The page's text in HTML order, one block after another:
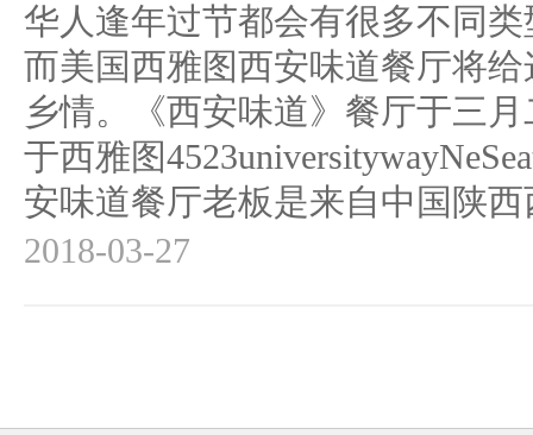
华人逢年过节都会有很多不同
而美国西雅图西安味道餐厅将
乡情。《西安味道》餐厅于三
于西雅图
安味道餐厅老板是来自中国陕西
2018-03-27